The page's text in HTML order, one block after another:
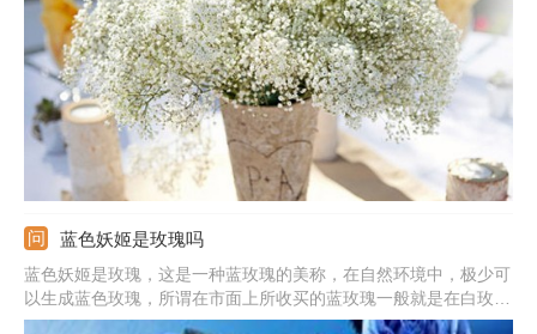
蓝色妖姬是玫瑰吗
蓝色妖姬是玫瑰，这是一种蓝玫瑰的美称，在自然环境中，极少可
以生成蓝色玫瑰，所谓在市面上所收买的蓝玫瑰一般就是在白玫瑰
成长初期，还未长成成熟花朵品种的时候，人工加上不易掉色的蓝